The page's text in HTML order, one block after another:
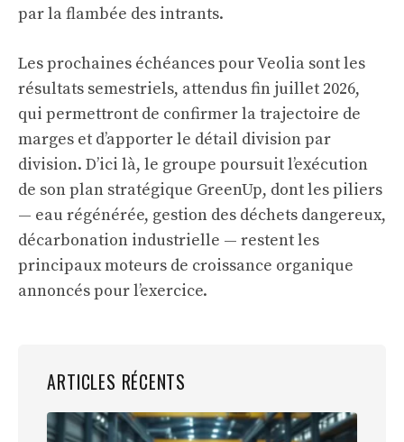
par la flambée des intrants.
Les prochaines échéances pour Veolia sont les
résultats semestriels, attendus fin juillet 2026,
qui permettront de confirmer la trajectoire de
marges et d’apporter le détail division par
division. D’ici là, le groupe poursuit l’exécution
de son plan stratégique GreenUp, dont les piliers
— eau régénérée, gestion des déchets dangereux,
décarbonation industrielle — restent les
principaux moteurs de croissance organique
annoncés pour l’exercice.
ARTICLES RÉCENTS